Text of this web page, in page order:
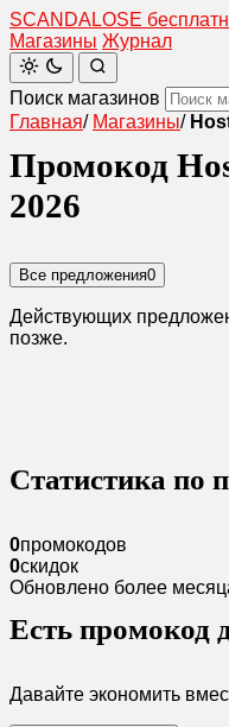
SCANDALOSE
Магазины Журнал
Поиск магазинов
Главная/ Магазины/
Промокод
2026
Все предложения0
Действующих
позже.
Статистика по
0промокодов
0скидок
Обновлено более
Есть промокод
Давайте экономить